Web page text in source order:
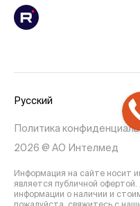
Русский
Политика
2026 @ АО Интелмед
Информация на сайте носит
является публичной
информации о наличии и
пожалуйста, свяжитесь с